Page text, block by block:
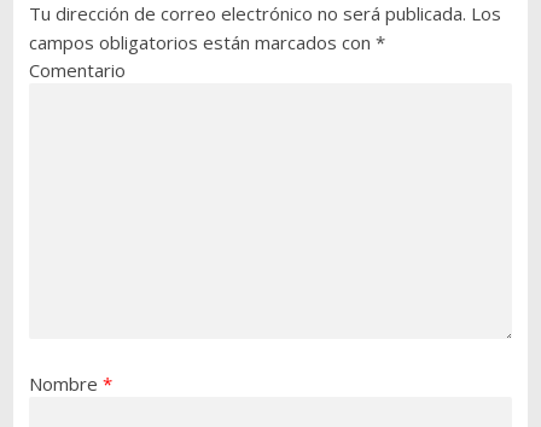
Tu dirección de correo electrónico no será publicada. Los
campos obligatorios están marcados con *
Comentario
Nombre *